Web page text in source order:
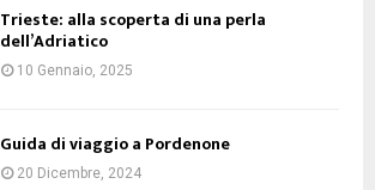
Trieste: alla scoperta di una perla
dell’Adriatico
10 Gennaio, 2025
Guida di viaggio a Pordenone
20 Dicembre, 2024